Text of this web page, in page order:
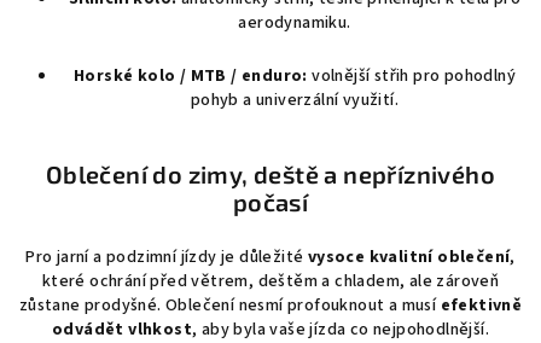
aerodynamiku.
Horské kolo / MTB / enduro: volnější střih pro pohodlný
pohyb a univerzální využití.
Oblečení do zimy, deště a nepříznivého
počasí
Pro jarní a podzimní jízdy je důležité vysoce kvalitní oblečení,
které ochrání před větrem, deštěm a chladem, ale zároveň
zůstane prodyšné. Oblečení nesmí profouknout a musí efektivně
odvádět vlhkost, aby byla vaše jízda co nejpohodlnější.